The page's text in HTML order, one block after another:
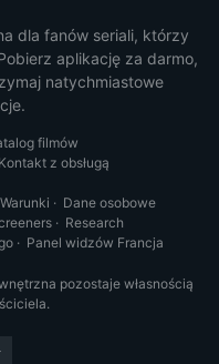
dla fanów seriali, którzy
aplikację za darmo,
natychmiastowe
filmów
Kontakt z obsługą
Warunki · Dane osobowe
· Research
· Panel widzów Francja
pozostaje własnością